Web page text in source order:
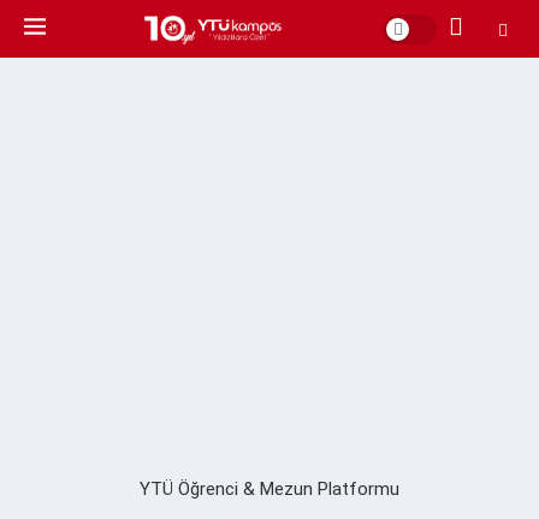
YTÜ Öğrenci & Mezun Platformu